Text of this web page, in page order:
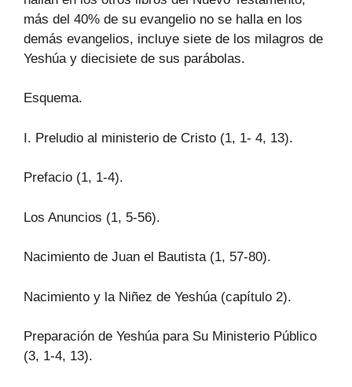
más del 40% de su evangelio no se halla en los
demás evangelios, incluye siete de los milagros de
Yeshúa y diecisiete de sus parábolas.
Esquema.
I. Preludio al ministerio de Cristo (1, 1- 4, 13).
Prefacio (1, 1-4).
Los Anuncios (1, 5-56).
Nacimiento de Juan el Bautista (1, 57-80).
Nacimiento y la Niñez de Yeshúa (capítulo 2).
Preparación de Yeshúa para Su Ministerio Público
(3, 1-4, 13).